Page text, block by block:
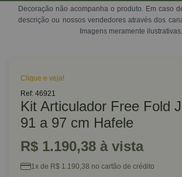
Decoração não acompanha o produto. Em caso
descrição ou nossos vendedores através dos
Imagens meramente ilustrativas.
Clique e veja!
Ref: 46921
Kit Articulador Free Fold
91 a 97 cm Hafele
R$ 1.190,38 à vista
1x de R$ 1.190,38 no cartão de crédito